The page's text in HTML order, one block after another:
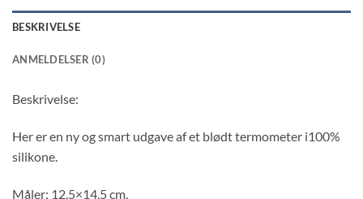
BESKRIVELSE
ANMELDELSER (0)
Beskrivelse:
Her er en ny og smart udgave af et blødt termometer i100%
silikone.
Måler: 12,5×14,5 cm.